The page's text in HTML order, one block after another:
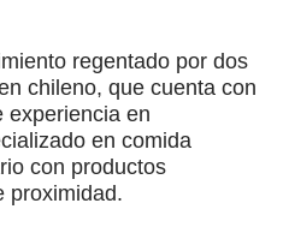
regentado por dos
chileno, que cuenta con
experiencia en
en comida
con productos
proximidad.